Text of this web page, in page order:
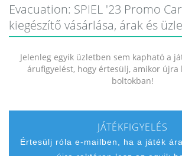
Evacuation: SPIEL '23 Promo
kiegészítő vásárlása, árak és
Jelenleg egyik üzletben sem kapható a
árufigyelést, hogy értesülj, amikor újra
boltokban!
JÁTÉKFIGYELÉS
Értesülj róla e-mailben, ha a játék